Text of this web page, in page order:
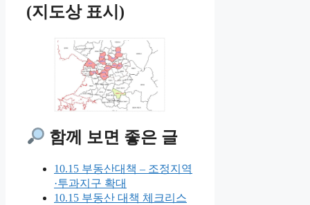
(지도상 표시)
함께 보면 좋은 글
10.15 부동산대책 – 조정지역
·투과지구 확대
10.15 부동산 대책 체크리스